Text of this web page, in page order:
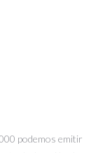
podemos emitir